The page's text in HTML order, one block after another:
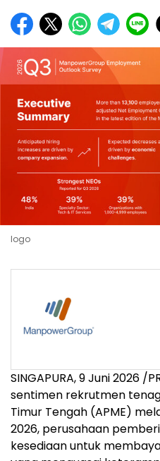
logo
SINGAPURA, 9 Juni 2026 /
sentimen rekrutmen
Timur Tengah (APME)
2026, perusahaan
kesediaan untuk